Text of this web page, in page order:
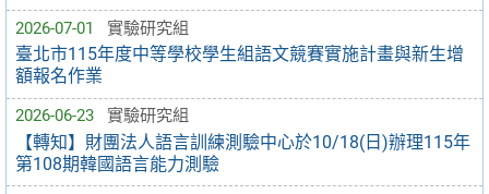
2026-07-01 實驗研究組
臺北市115年度中等學校學生組語文競賽實施計畫與新生增
額報名作業
2026-06-23 實驗研究組
【轉知】財團法人語言訓練測驗中心於10/18(日)辦理115年
第108期韓國語言能力測驗